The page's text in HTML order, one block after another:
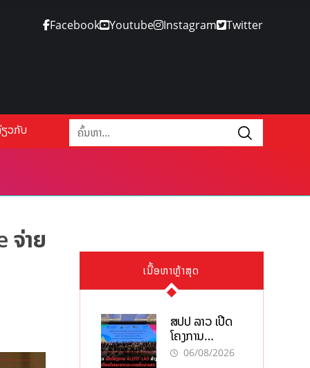
Facebook Youtube Instagram Twitter
ວກັບ
ຈ່າຍ
ເນື້ອຫາຫຼ້າສຸດ
ສປປ ລາວ ເປີດ
ໂຄງການ
ALERT-LAO
06/08/2026